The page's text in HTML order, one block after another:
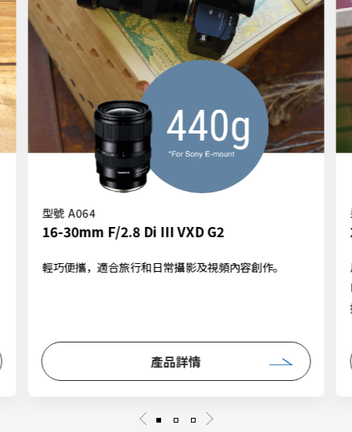
型號 A064
16-30mm F/2.8 Di III VXD G2
輕巧便攜，適合旅行和日常攝影及視頻內容創作。
產品詳情